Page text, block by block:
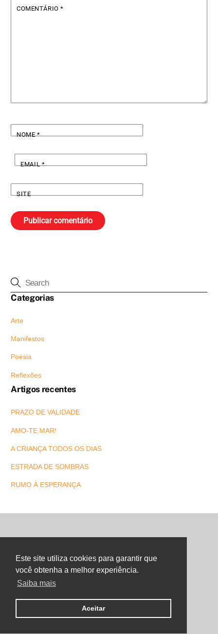
Este site utiliza cookies para garantir que
você obtenha a melhor experiência.
Saiba mais
Aceitar
COMENTÁRIO*
NOME*
EMAIL*
SITE
Categorias
Arte
Manifestos
Poesia
Reflexões
Artigos recentes
PRAZO DE VALIDADE
AMO-TE MAR!
A CRIANÇA TODOS OS DIAS
ESTRADA DE SOMBRAS
RUMO À ESPERANÇA
Back
Top